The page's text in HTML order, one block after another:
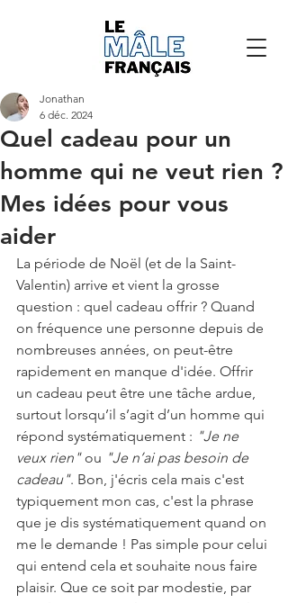
Quel cadeau pour un
homme qui ne veut rien ?
Mes idées pour vous
aider
Jonathan
6 déc. 2024
La période de Noël (et de la Saint-
Valentin) arrive et vient la grosse
question : quel cadeau offrir ? Quand
on fréquence une personne depuis de
nombreuses années, on peut-être
rapidement en manque d'idée. Offrir
un cadeau peut être une tâche ardue,
surtout lorsqu’il s’agit d’un homme qui
répond systématiquement : "Je ne
veux rien" ou "Je n’ai pas besoin de
cadeau". Bon, j'écris cela mais c'est
typiquement mon cas, c'est la phrase
que je dis systématiquement quand on
me le demande ! Pas simple pour celui
qui entend cela et souhaite nous faire
plaisir. Que ce soit par modestie, par